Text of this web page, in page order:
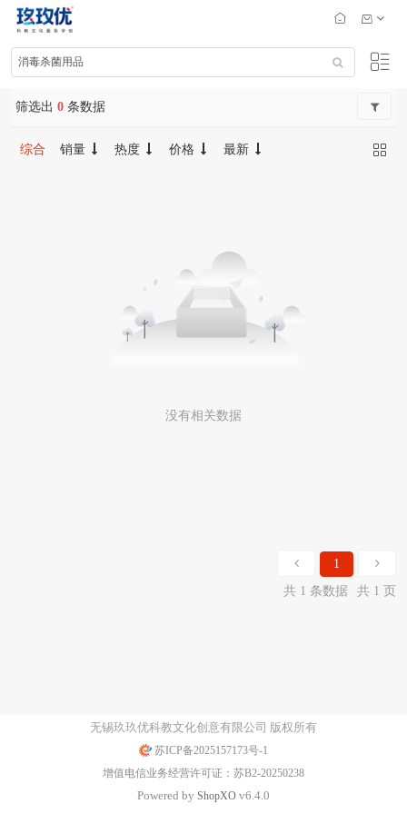
筛选出 0 条数据
综合 销量 热度 价格 最新
没有相关数据
1
共 1 条数据
共 1 页
无锡玖玖优科教文化创意有限公司 版权所有
苏ICP备2025157173号-1
增值电信业务经营许可证：苏B2-20250238
Powered by ShopXO v6.4.0